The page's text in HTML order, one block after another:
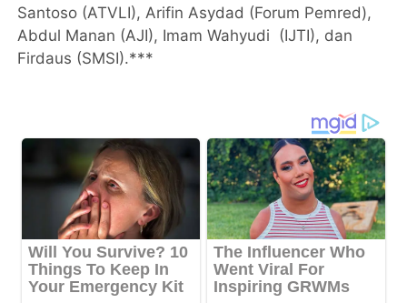
Santoso (ATVLI), Arifin Asydad (Forum Pemred),
Abdul Manan (AJI), Imam Wahyudi (IJTI), dan
Firdaus (SMSI).***